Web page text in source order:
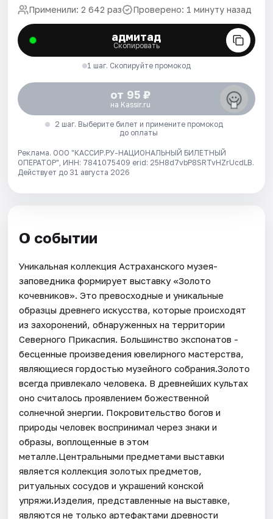
Применили: 2 642 раз Проверено: 1 минуту назад
адмитад
Скопировать
1 шаг. Скопируйте промокод
от 95 ₽
на Kassir.ru
2 шаг. Выберите билет и примените промокод
до оплаты
Реклама. ООО "КАССИР.РУ-НАЦИОНАЛЬНЫЙ БИЛЕТНЫЙ
ОПЕРАТОР", ИНН: 7841075409 erid: 25H8d7vbP8SRTvHZrUcdLB.
Действует до 31 августа 2026
О событии
Уникальная коллекция Астраханского музея-
заповедника формирует выставку «Золото
кочевников». Это превосходные и уникальные
образцы древнего искусства, которые происходят
из захоронений, обнаруженных на территории
Северного Прикаспия. Большинство экспонатов -
бесценные произведения ювелирного мастерства,
являющиеся гордостью музейного собрания.Золото
всегда привлекало человека. В древнейших культах
оно считалось проявлением божественной
солнечной энергии. Покровительство богов и
природы человек воспринимал через знаки и
образы, воплощенные в этом
металле.Центральными предметами выставки
является коллекция золотых предметов,
ритуальных сосудов и украшений конской
упряжи.Изделия, представленные на выставке,
являются не только артефактами древности